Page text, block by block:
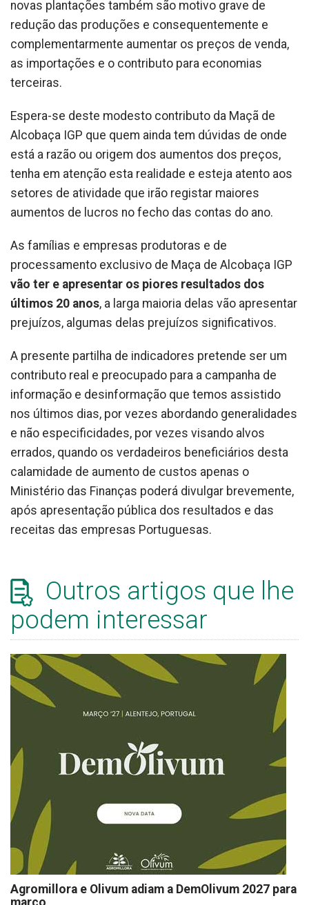
novas plantações também são motivo grave de
redução das produções e consequentemente e
complementarmente aumentar os preços de venda,
as importações e o contributo para economias
terceiras.
Espera-se deste modesto contributo da Maçã de
Alcobaça IGP que quem ainda tem dúvidas de onde
está a razão ou origem dos aumentos dos preços,
tenha em atenção esta realidade e esteja atento aos
setores de atividade que irão registar maiores
aumentos de lucros no fecho das contas do ano.
As famílias e empresas produtoras e de
processamento exclusivo de Maça de Alcobaça IGP
vão ter e apresentar os piores resultados dos
últimos 20 anos, a larga maioria delas vão apresentar
prejuízos, algumas delas prejuízos significativos.
A presente partilha de indicadores pretende ser um
contributo real e preocupado para a campanha de
informação e desinformação que temos assistido
nos últimos dias, por vezes abordando generalidades
e não especificidades, por vezes visando alvos
errados, quando os verdadeiros beneficiários desta
calamidade de aumento de custos apenas o
Ministério das Finanças poderá divulgar brevemente,
após apresentação pública dos resultados e das
receitas das empresas Portuguesas.
Outros artigos que lhe
podem interessar
Agromillora e Olivum adiam a DemOlivum 2027 para